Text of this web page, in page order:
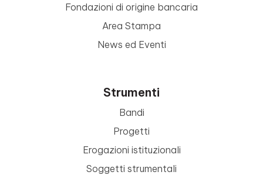
Fondazioni di origine bancaria
Area Stampa
News ed Eventi
Strumenti
Bandi
Progetti
Erogazioni istituzionali
Soggetti strumentali